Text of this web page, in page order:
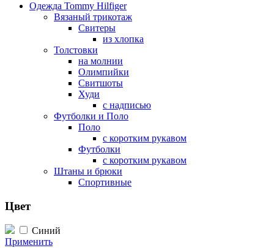
Одежда Tommy Hilfiger
Вязаный трикотаж
Свитеры
из хлопка
Толстовки
на молнии
Олимпийки
Свитшоты
Худи
с надписью
Футболки и Поло
Поло
с коротким рукавом
Футболки
с коротким рукавом
Штаны и брюки
Спортивные
Цвет
Синий
Применить